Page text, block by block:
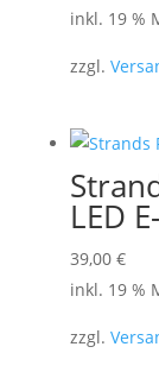
inkl. 19 %
zzgl.
LED
39,00 €
inkl. 19 %
zzgl.